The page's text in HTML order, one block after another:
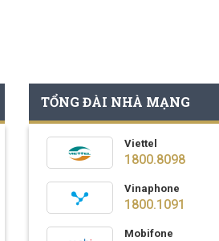
TỔNG ĐÀI NHÀ MẠNG
Viettel
1800.8098
Vinaphone
1800.1091
Mobifone